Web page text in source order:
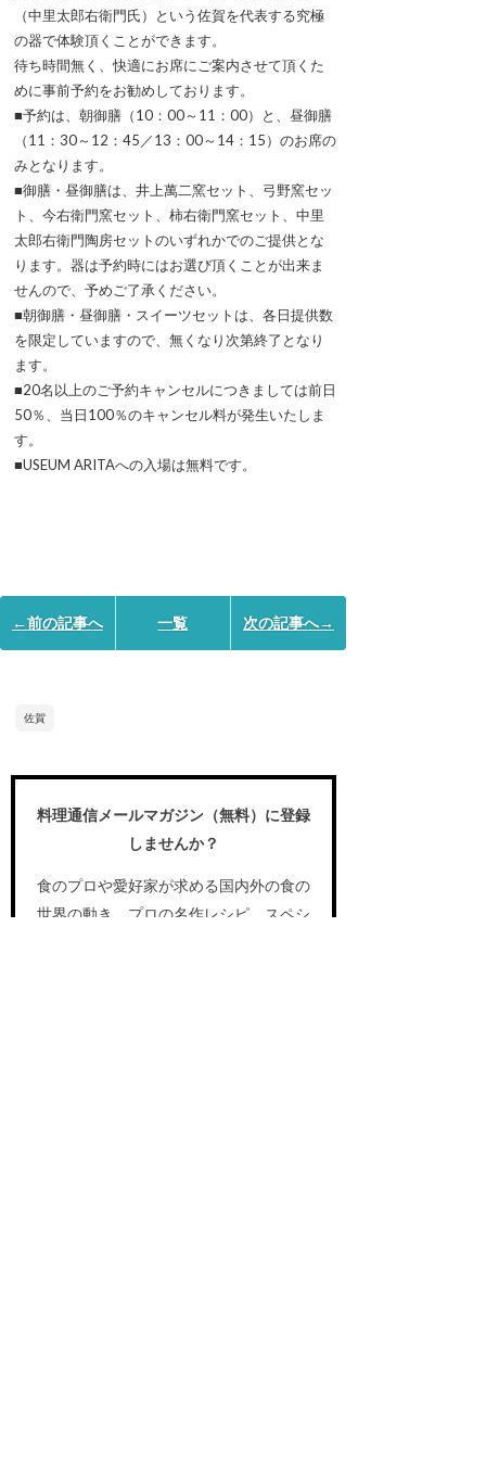
（中里太郎右衛門氏）という佐賀を代表する究極
の器で体験頂くことができます。
待ち時間無く、快適にお席にご案内させて頂くた
めに事前予約をお勧めしております。
■予約は、朝御膳（10：00～11：00）と、昼御膳
（11：30～12：45／13：00～14：15）のお席の
みとなります。
■御膳・昼御膳は、井上萬二窯セット、弓野窯セッ
ト、今右衛門窯セット、柿右衛門窯セット、中里
太郎右衛門陶房セットのいずれかでのご提供とな
ります。器は予約時にはお選び頂くことが出来ま
せんので、予めご了承ください。
■朝御膳・昼御膳・スイーツセットは、各日提供数
を限定していますので、無くなり次第終了となり
ます。
■20名以上のご予約キャンセルにつきましては前日
50％、当日100％のキャンセル料が発生いたしま
す。
■USEUM ARITAへの入場は無料です。
←前の記事へ 一覧 次の記事へ→
佐賀
料理通信メールマガジン（無料）に登録
しませんか？
食のプロや愛好家が求める国内外の食の
世界の動き、プロの名作レシピ、スペシ